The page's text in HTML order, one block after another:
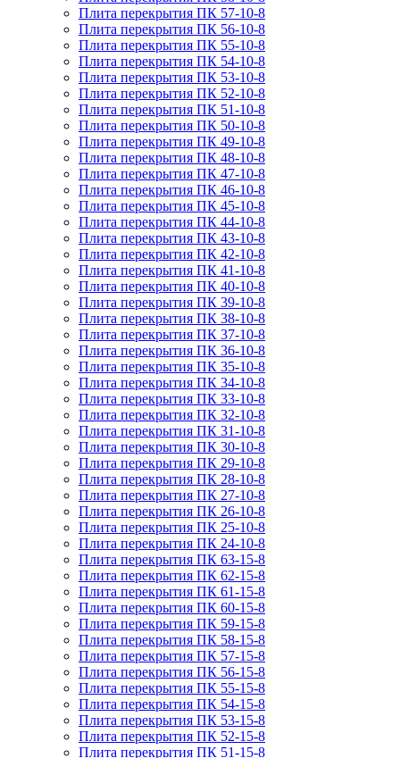
Плита перекрытия ПК 57-10-8
Плита перекрытия ПК 56-10-8
Плита перекрытия ПК 55-10-8
Плита перекрытия ПК 54-10-8
Плита перекрытия ПК 53-10-8
Плита перекрытия ПК 52-10-8
Плита перекрытия ПК 51-10-8
Плита перекрытия ПК 50-10-8
Плита перекрытия ПК 49-10-8
Плита перекрытия ПК 48-10-8
Плита перекрытия ПК 47-10-8
Плита перекрытия ПК 46-10-8
Плита перекрытия ПК 45-10-8
Плита перекрытия ПК 44-10-8
Плита перекрытия ПК 43-10-8
Плита перекрытия ПК 42-10-8
Плита перекрытия ПК 41-10-8
Плита перекрытия ПК 40-10-8
Плита перекрытия ПК 39-10-8
Плита перекрытия ПК 38-10-8
Плита перекрытия ПК 37-10-8
Плита перекрытия ПК 36-10-8
Плита перекрытия ПК 35-10-8
Плита перекрытия ПК 34-10-8
Плита перекрытия ПК 33-10-8
Плита перекрытия ПК 32-10-8
Плита перекрытия ПК 31-10-8
Плита перекрытия ПК 30-10-8
Плита перекрытия ПК 29-10-8
Плита перекрытия ПК 28-10-8
Плита перекрытия ПК 27-10-8
Плита перекрытия ПК 26-10-8
Плита перекрытия ПК 25-10-8
Плита перекрытия ПК 24-10-8
Плита перекрытия ПК 63-15-8
Плита перекрытия ПК 62-15-8
Плита перекрытия ПК 61-15-8
Плита перекрытия ПК 60-15-8
Плита перекрытия ПК 59-15-8
Плита перекрытия ПК 58-15-8
Плита перекрытия ПК 57-15-8
Плита перекрытия ПК 56-15-8
Плита перекрытия ПК 55-15-8
Плита перекрытия ПК 54-15-8
Плита перекрытия ПК 53-15-8
Плита перекрытия ПК 52-15-8
Плита перекрытия ПК 51-15-8